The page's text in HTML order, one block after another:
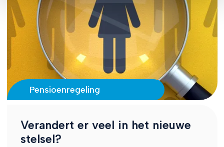
Pensioenregeling
Verandert er veel in het nieuwe
stelsel?